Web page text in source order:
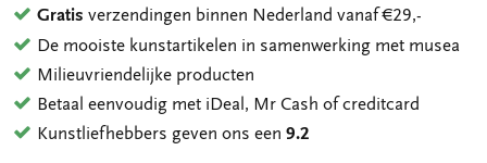
Gratis verzendingen binnen Nederland vanaf €29,-
De mooiste kunstartikelen in samenwerking met musea
Milieuvriendelijke producten
Betaal eenvoudig met iDeal, Mr Cash of creditcard
Kunstliefhebbers geven ons een9.2